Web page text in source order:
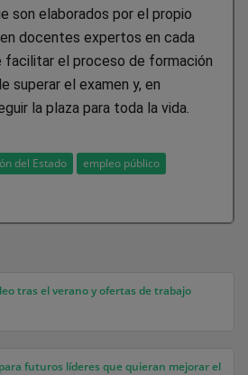
son elaborados por el propio
docentes expertos en cada
facilitar el proceso de formación
superar el examen y, en
la plaza para toda la vida.
del Estado
empleo público
entradas
tras el verano y ofertas de trabajo
futuros líderes que quieran mejorar el